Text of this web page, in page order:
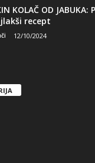
KOLAČ OD
recept
12/10/2024